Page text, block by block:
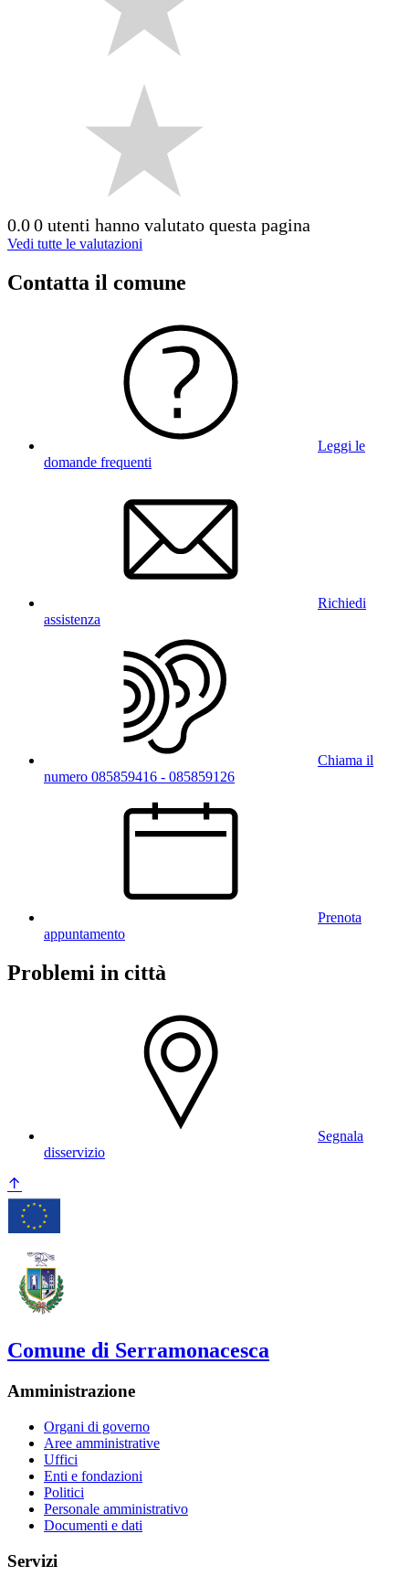
0.00 utenti hanno valutato questa pagina
Vedi tutte le valutazioni
Contatta il comune
Leggi le
domande frequenti
Richiedi
assistenza
Chiama il
numero 085859416 - 085859126
Prenota
appuntamento
Problemi in città
Segnala
disservizio
Comune di Serramonacesca
Amministrazione
Organi di governo
Aree amministrative
Uffici
Enti e fondazioni
Politici
Personale amministrativo
Documenti e dati
Servizi